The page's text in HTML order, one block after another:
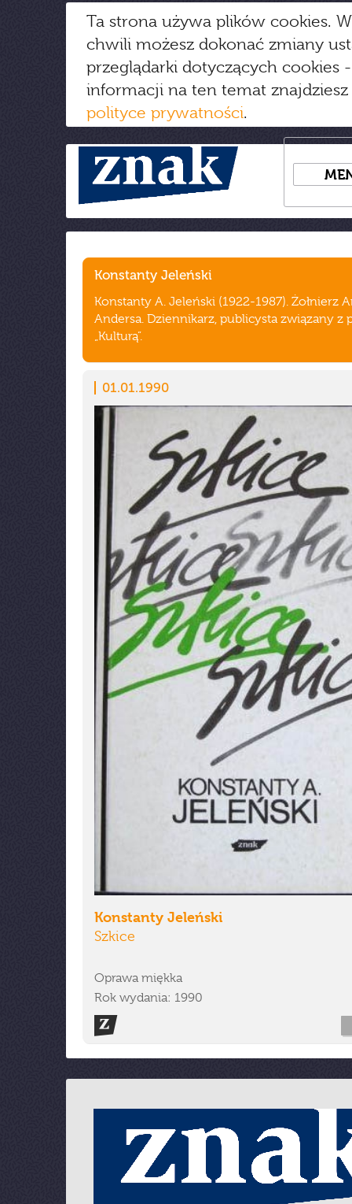
Ta strona używa plików cookies.
chwili możesz dokonać zmiany
przeglądarki dotyczących cookies
informacji na ten temat
polityce prywatności.
Konstanty Jeleński
Konstanty A. Jeleński (1922-1987). Żołnierz
Andersa. Dziennikarz, publicysta związany z
„Kulturą”.
01.01.1990
Konstanty Jeleński
Szkice
Oprawa miękka
Rok wydania: 1990